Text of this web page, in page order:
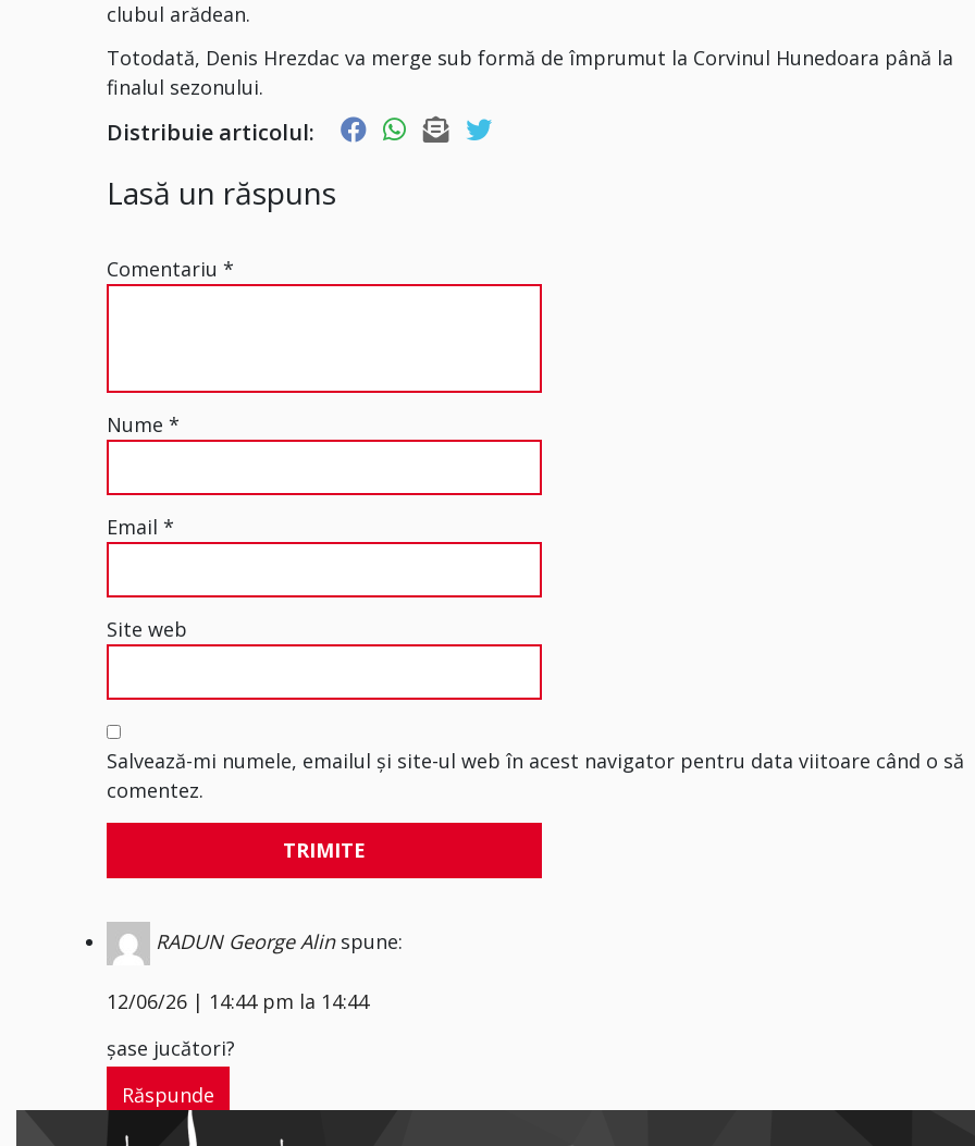
clubul arădean.
Totodată, Denis Hrezdac va merge sub formă de împrumut la Corvinul Hunedoara până la
finalul sezonului.
Distribuie articolul:
Lasă un răspuns
Comentariu*
Nume*
Email*
Site web
Salvează-mi numele, emailul și site-ul web în acest navigator pentru data viitoare când o să
comentez.
RADUN George Alin spune:
12/06/26 | 14:44 pm la 14:44
șase jucători?
Răspunde